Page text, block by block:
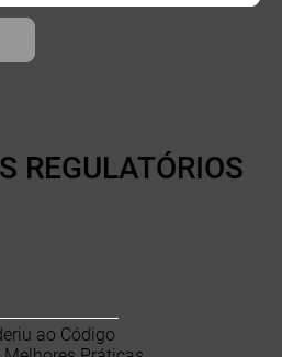
REGULATÓRIOS
ao Código